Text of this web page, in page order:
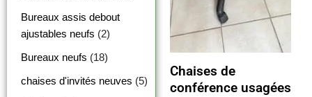
Bureaux assis debout
ajustables neufs (2)
Bureaux neufs (18)
chaises d'invités neuves (5)
Chaises de
conférence usagées